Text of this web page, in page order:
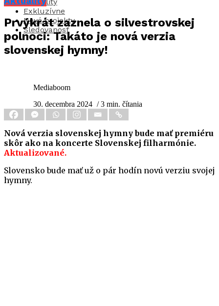
Exkluzívne
Nové projekty
Sledovanosť
Prvýkrát zaznela o silvestrovskej
polnoci: Takáto je nová verzia
slovenskej hymny!
Mediaboom
30. decembra 2024 / 3 min. čítania
Nová verzia slovenskej hymny bude mať premiéru
skôr ako na koncerte Slovenskej filharmónie.
Aktualizované.
Slovensko bude mať už o pár hodín novú verziu svojej
hymny.